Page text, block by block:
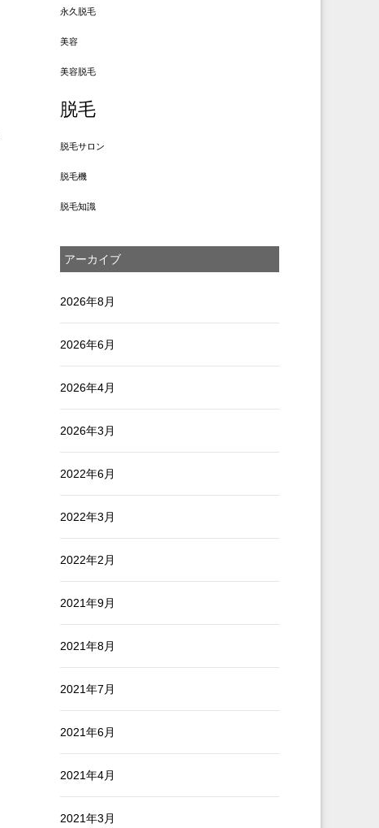
永久脱毛
美容
美容脱毛
脱毛
脱毛サロン
脱毛機
脱毛知識
アーカイブ
2026年8月
2026年6月
2026年4月
2026年3月
2022年6月
2022年3月
2022年2月
2021年9月
2021年8月
2021年7月
2021年6月
2021年4月
2021年3月